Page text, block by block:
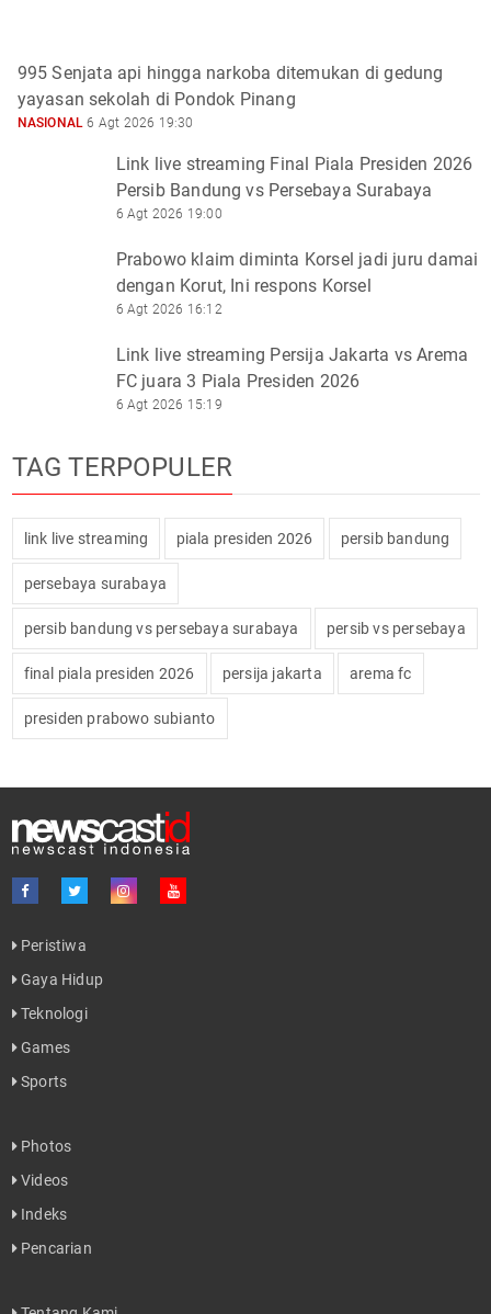
995 Senjata api hingga narkoba ditemukan di gedung
yayasan sekolah di Pondok Pinang
NASIONAL 6 Agt 2026 19:30
Link live streaming Final Piala Presiden 2026
Persib Bandung vs Persebaya Surabaya
6 Agt 2026 19:00
Prabowo klaim diminta Korsel jadi juru damai
dengan Korut, Ini respons Korsel
6 Agt 2026 16:12
Link live streaming Persija Jakarta vs Arema
FC juara 3 Piala Presiden 2026
6 Agt 2026 15:19
TAG TERPOPULER
link live streaming piala presiden 2026 persib bandung
persebaya surabaya
persib bandung vs persebaya surabaya persib vs persebaya
final piala presiden 2026 persija jakarta arema fc
presiden prabowo subianto
Peristiwa
Gaya Hidup
Teknologi
Games
Sports
Photos
Videos
Indeks
Pencarian